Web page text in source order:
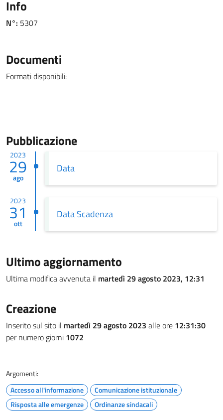
Info
N°: 5307
Documenti
Formati disponibili:
Pubblicazione
2023
29
ago
Data
2023
31
ott
Data Scadenza
Ultimo aggiornamento
Ultima modifica avvenuta il martedì 29 agosto 2023, 12:31
Creazione
Inserito sul sito il martedì 29 agosto 2023 alle ore 12:31:30
per numero giorni 1072
Argomenti:
Accesso all'informazione
Comunicazione istituzionale
Risposta alle emergenze
Ordinanze sindacali